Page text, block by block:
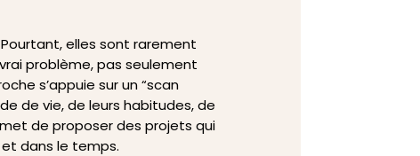
elles sont rarement
problème, pas seulement
s’appuie sur un “scan
de vie, de leurs habitudes, de
de proposer des projets qui
dans le temps.